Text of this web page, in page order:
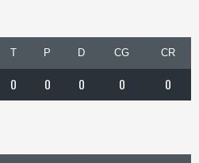
T P D CG CR
0 0 0 0 0